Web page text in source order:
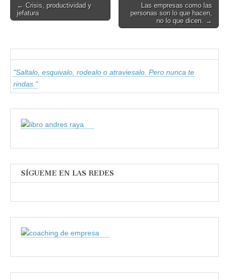
Post navigation
← Crisis, productividad y
jefatura
Las empresas como las
personas son lo que hacen,
no lo que dicen. →
"Saltalo, esquivalo, rodealo o atraviesalo. Pero nunca te
rindas."
SÍGUEME EN LAS REDES